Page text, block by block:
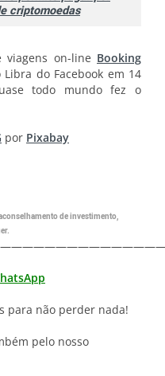
criptomoedas
on-line Booking
do Facebook em 14
todo mundo fez o
por Pixabay
de investimento,
para não perder nada!
pelo nosso